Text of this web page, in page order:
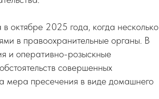
октябре 2025 года, когда несколько
в правоохранительные органы. В
и оперативно-розыскные
совершенных
мера пресечения в виде домашнего